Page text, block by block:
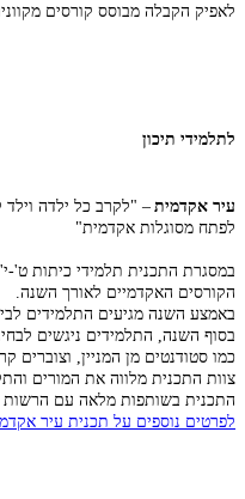
לאפיק הקבלה מבוסס קורסים
לתלמידי תיכון
עיר אקדמית – "לקרב כל ילדה
לפתח מסוגלות אקדמית"
במסגרת התכנית תלמידי כיתות ט'-
הקורסים האקדמיים לאורך השנה.
באמצע השנה מגיעים התלמידים
בסוף השנה, התלמידים ניגשים
כמו סטודנטים מן המניין, וצוברים
צוות התכנית מלווה את המורים
התכנית בשותפות מלאה עם
לפרטים נוספים על תכנית עיר